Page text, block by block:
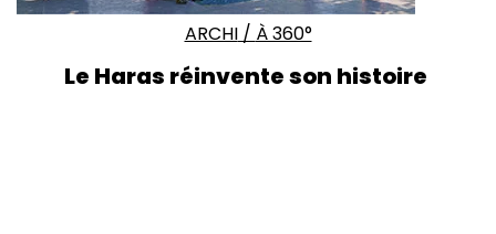
ARCHI/ À 360°
Le Haras réinvente son histoire